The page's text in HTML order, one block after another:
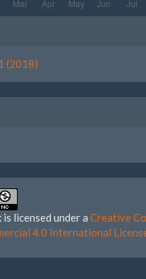
(2018)
is licensed under aCreative
4.0 International